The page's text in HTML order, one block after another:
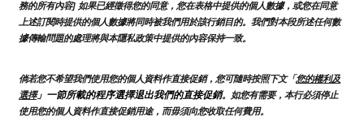
務的所有內容] 如果已經徵得您的同意，您在表格中提供的個人數據，或您在同意
上述訂閱時提供的個人數據將同時被我們用於該行銷目的。我們對本段所述任何數
據傳輸問題的處理將與本隱私政策中提供的內容保持一致。
倘若您不希望我們使用您的個人資料作直接促銷，您可隨時按照下文「您的權利及
選擇」一節所載的程序選擇退出我們的直接促銷。如您有需要，本行必須停止
使用您的個人資料作直接促銷用途，而毋須向您收取任何費用。